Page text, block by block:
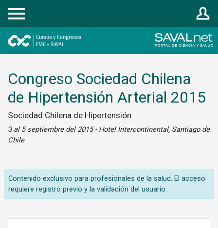
Registrarse
Congreso Sociedad Chilena
de Hipertensión Arterial 2015
Sociedad Chilena de Hipertensión
3 al 5 septiembre del 2015 - Hotel Intercontinental, Santiago de
Chile
Contenido exclusivo para profesionales de la salud. El acceso
requiere registro previo y la validación del usuario.